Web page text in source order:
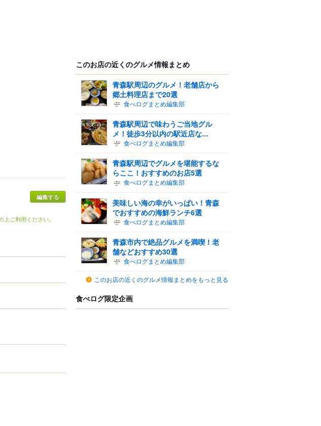
ご利用ください。
このお店の近くのグルメ情報まとめ
青森駅周辺のグルメ！老舗店から
郷土料理店まで20選
食べログまとめ編集部
青森駅周辺で味わうご当地グル
メ！徒歩3分以内の駅近店な...
食べログまとめ編集部
青森駅周辺でグルメを堪能するな
らここ！おすすめのお店5選
食べログまとめ編集部
美味しい海の幸がいっぱい！青森
でおすすめの海鮮ランチ6選
食べログまとめ編集部
青森市内で絶品グルメを満喫！老
舗などおすすめ30選
食べログまとめ編集部
このお店の近くのグルメ情報まとめをもっと見る
食べログ限定企画